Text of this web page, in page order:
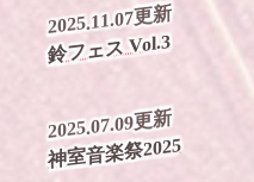
2025.11.07更新
鈴フェス Vol.3
2025.07.09更新
神室音楽祭2025